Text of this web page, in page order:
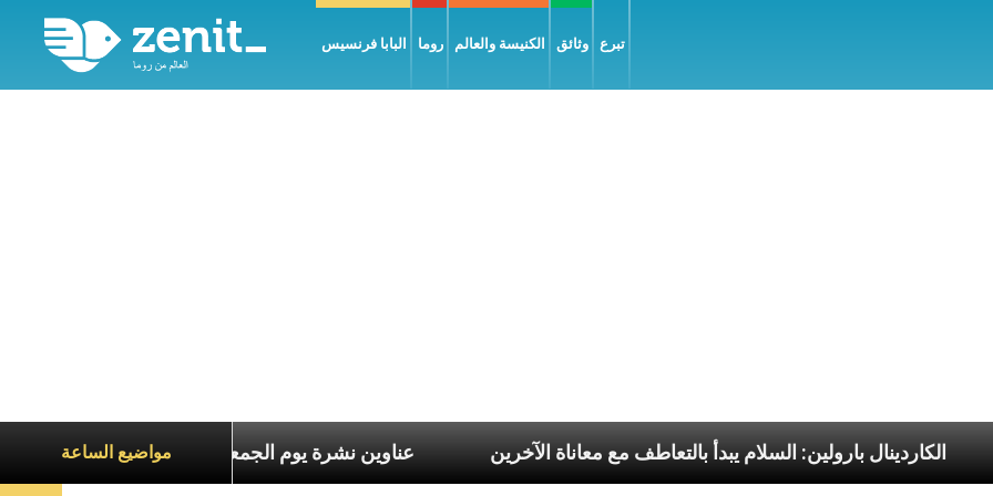
البابا فرنسيس روما الكنيسة والعالم وثائق تبرع
مواضيع الساعةعناوين نشرة يوم الجمعة 7 آب 2026: السلام يُبنى بصبر يومًا بعد يوم الكاردينال بارولين: السلام يبدأ بالتعاطف مع معاناة الآخرين